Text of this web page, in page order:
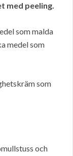
med peeling.
som malda
medel som
som
och